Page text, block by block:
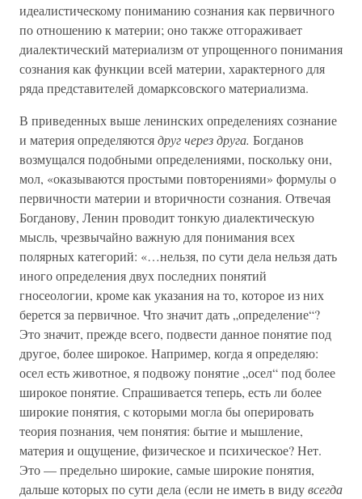
идеалистическому пониманию сознания как первичного
по отношению к материи; оно также отгораживает
диалектический материализм от упрощенного понимания
сознания как функции всей материи, характерного для
ряда представителей домарксовского материализма.
В приведенных выше ленинских определениях сознание
и материя определяютсядруг через друга. Богданов
возмущался подобными определениями, поскольку они,
мол, «оказываются простыми повторениями» формулы о
первичности материи и вторичности сознания. Отвечая
Богданову, Ленин проводит тонкую диалектическую
мысль, чрезвычайно важную для понимания всех
полярных категорий: «…нельзя, по сути дела нельзя дать
иного определения двух последних понятий
гносеологии, кроме как указания на то, которое из них
берется за первичное. Что значит дать „определение“?
Это значит, прежде всего, подвести данное понятие под
другое, более широкое. Например, когда я определяю:
осел есть животное, я подвожу понятие „осел“ под более
широкое понятие. Спрашивается теперь, есть ли более
широкие понятия, с которыми могла бы оперировать
теория познания, чем понятия: бытие и мышление,
материя и ощущение, физическое и психическое? Нет.
Это — предельно широкие, самые широкие понятия,
дальше которых по сути дела (если не иметь в видувсегда